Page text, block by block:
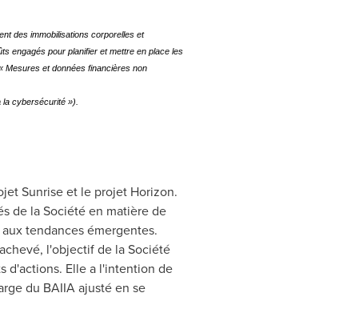
des immobilisations corporelles et
engagés pour planifier et mettre en place les
Mesures et données financières non
cybersécurité »).
Sunrise et le projet Horizon.
de la Société en matière de
tendances émergentes.
l'objectif de la Société
d'actions. Elle a l'intention de
du BAIIA ajusté en se